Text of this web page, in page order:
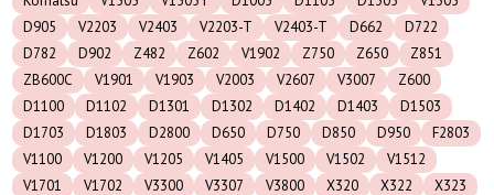
D905
V2203 V2403 V2203-T V2403-T D662
D722
D782
D902 Z482 Z602 V1902 Z750 Z650
Z851
ZB600C
V1901 V1903 V2003 V2607 V3007
Z600
D1100
D1102 D1301 D1302 D1402 D1403
D1503
D1703
D1803 D2800 D650 D750 D850 D950
F2803
V1100
V1200 V1205 V1405 V1500 V1502
V1512
V1701
V1702 V3300 V3307 V3800 X320 X322
X323